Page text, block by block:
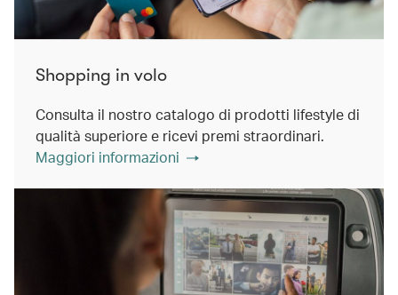
Shopping in volo
Consulta il nostro catalogo di prodotti lifestyle di
qualità superiore e ricevi premi straordinari.
Maggiori informazioni